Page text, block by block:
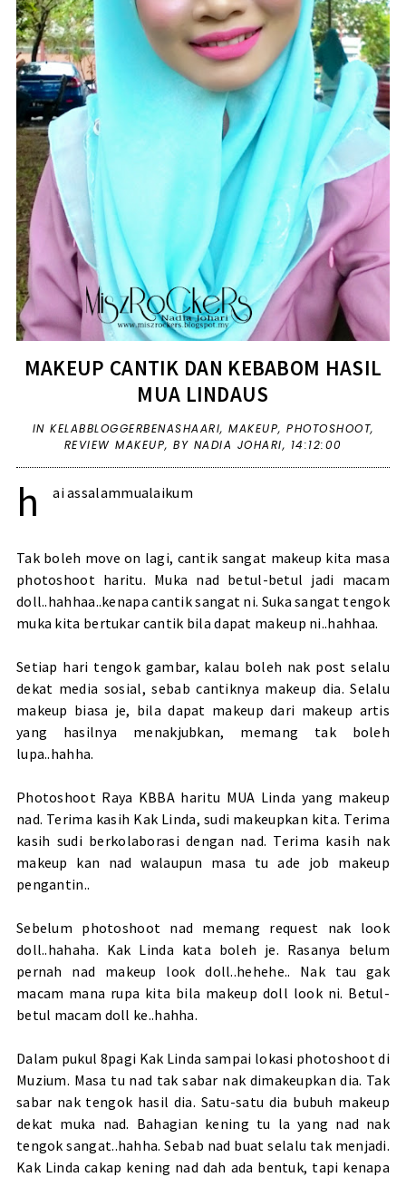
MAKEUP CANTIK DAN KEBABOM HASIL
MUA LINDAUS
IN KELABBLOGGERBENASHAARI, MAKEUP, PHOTOSHOOT,
REVIEW MAKEUP, BY NADIA JOHARI, 14:12:00
h ai assalammualaikum
Tak boleh move on lagi, cantik sangat makeup kita masa
photoshoot haritu. Muka nad betul-betul jadi macam
doll..hahhaa..kenapa cantik sangat ni. Suka sangat tengok
muka kita bertukar cantik bila dapat makeup ni..hahhaa.
Setiap hari tengok gambar, kalau boleh nak post selalu
dekat media sosial, sebab cantiknya makeup dia. Selalu
makeup biasa je, bila dapat makeup dari makeup artis
yang hasilnya menakjubkan, memang tak boleh
lupa..hahha.
Photoshoot Raya KBBA haritu MUA Linda yang makeup
nad. Terima kasih Kak Linda, sudi makeupkan kita. Terima
kasih sudi berkolaborasi dengan nad. Terima kasih nak
makeup kan nad walaupun masa tu ade job makeup
pengantin..
Sebelum photoshoot nad memang request nak look
doll..hahaha. Kak Linda kata boleh je. Rasanya belum
pernah nad makeup look doll..hehehe.. Nak tau gak
macam mana rupa kita bila makeup doll look ni. Betul-
betul macam doll ke..hahha.
Dalam pukul 8pagi Kak Linda sampai lokasi photoshoot di
Muzium. Masa tu nad tak sabar nak dimakeupkan dia. Tak
sabar nak tengok hasil dia. Satu-satu dia bubuh makeup
dekat muka nad. Bahagian kening tu la yang nad nak
tengok sangat..hahha. Sebab nad buat selalu tak menjadi.
Kak Linda cakap kening nad dah ada bentuk, tapi kenapa